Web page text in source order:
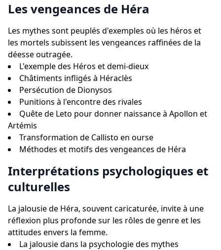
Les vengeances de Héra
Les mythes sont peuplés d'exemples où les héros et
les mortels subissent les vengeances raffinées de la
déesse outragée.
L'exemple des Héros et demi-dieux
Châtiments infligés à Héraclès
Persécution de Dionysos
Punitions à l'encontre des rivales
Quête de Leto pour donner naissance à Apollon et
Artémis
Transformation de Callisto en ourse
Méthodes et motifs des vengeances de Héra
Interprétations psychologiques et
culturelles
La jalousie de Héra, souvent caricaturée, invite à une
réflexion plus profonde sur les rôles de genre et les
attitudes envers la femme.
La jalousie dans la psychologie des mythes